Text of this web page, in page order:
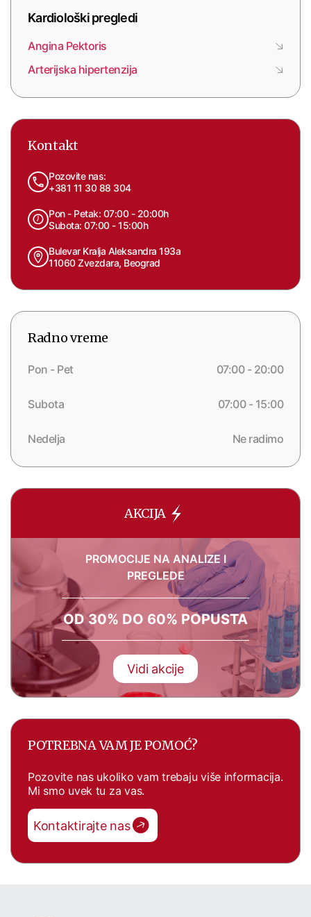
Kardiološki pregledi
Angina Pektoris
Arterijska hipertenzija
Kontakt
Pozovite nas:
+381 11 30 88 304
Pon - Petak: 07:00 - 20:00h
Subota: 07:00 - 15:00h
Bulevar Kralja Aleksandra 193a
11060 Zvezdara, Beograd
Radno vreme
Pon - Pet 07:00 - 20:00
Subota 07:00 - 15:00
Nedelja Ne radimo
AKCIJA
PROMOCIJE NA ANALIZE I
PREGLEDE
OD 30% DO 60% POPUSTA
Vidi akcije
POTREBNA VAM JE POMOĆ?
Pozovite nas ukoliko vam trebaju više informacija.
Mi smo uvek tu za vas.
Kontaktirajte nas